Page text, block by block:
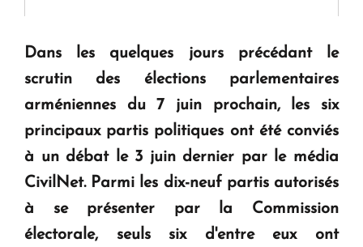
" Tant qu'il n'existe pas d'alternative concrète, la
KASA : 30 ans d'audace, de résilience et d'avenir
en Arménie
Le premier hôtel Hyatt Regency d'Arménie
ouvrira ses portes à Dilijan
Dans les quelques jours précédant le
scrutin des élections parlementaires
arméniennes du 7 juin prochain, les six
principaux partis politiques ont été conviés
à un débat le 3 juin dernier par le média
CivilNet. Parmi les dix-neuf partis autorisés
à se présenter par la Commission
électorale, seuls six d'entre eux ont